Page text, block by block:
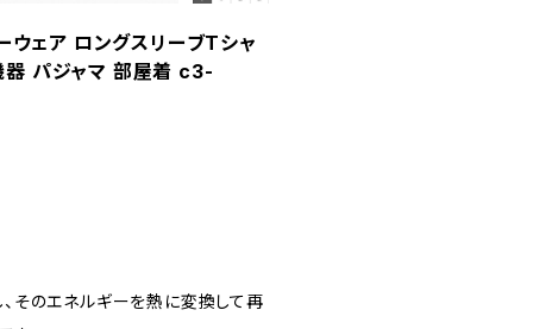
ウェア ロングスリーブTシャ
器 パジャマ 部屋着 c3-
そのエネルギーを熱に変換して再